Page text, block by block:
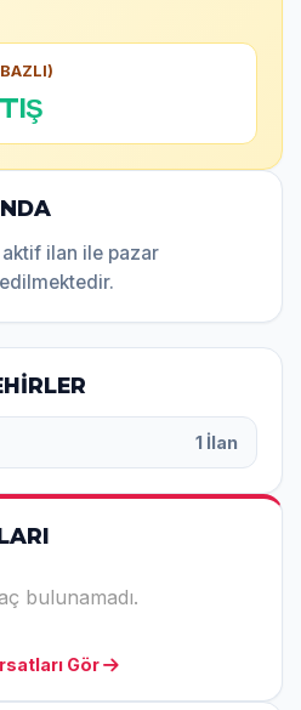
aktif ilan ile pazar
1 İlan
bulunamadı.
Gör